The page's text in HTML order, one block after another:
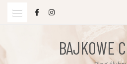
BAJKOWE